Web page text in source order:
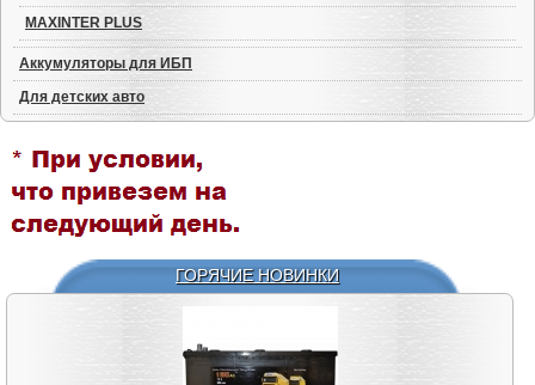
MAXINTER PLUS
Аккумуляторы для ИБП
Для детских авто
ГОРЯЧИЕ НОВИНКИ